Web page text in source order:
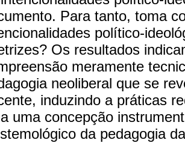
Para tanto, toma
político-
Os resultados
meramente
neoliberal que se
induzindo a práticas
uma concepção
da pedagogia